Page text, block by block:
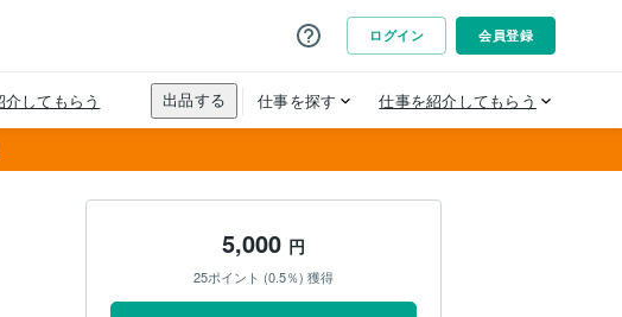
5,000 円
25ポイント (0.5％) 獲得